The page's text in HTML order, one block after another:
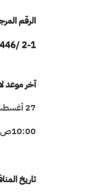
الزكاة
الرقم
2-1 /1446​
آخر موعد
27 أغسطس 2024م
10:00ص
تاريخ